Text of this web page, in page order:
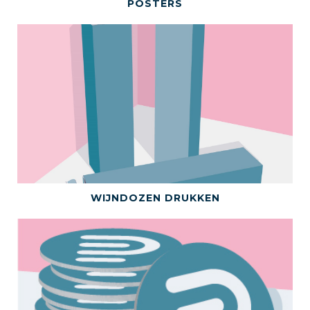
BEKIJK DIT PRODUCT
POSTERS
BEKIJK DIT PRODUCT
WIJNDOZEN DRUKKEN